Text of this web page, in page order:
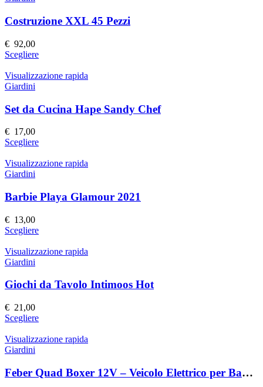
prodotto
Le
opzioni
scelte
nella
pagina
prodotto
Costruzione XXL 45 Pezzi
€ 92,00
ScegliereQuesto
ha
Le
opzioni
scelte
nella
pagina
prodotto
Visualizzazione rapida
Giardini
Set da Cucina Hape Sandy Chef
€ 17,00
ScegliereQuesto
ha
Le
opzioni
scelte
nella
pagina
prodotto
Visualizzazione rapida
Giardini
Barbie Playa Glamour 2021
€ 13,00
ScegliereQuesto
ha
Le
scelte
nella
pagina
prodotto
Visualizzazione rapida
Giardini
Giochi da Tavolo Intimoos Hot
€ 21,00
ScegliereQuesto
ha
Le
opzioni
Visualizzazione rapida
Giardini
Feber Quad Boxer 12V – Veicolo Elettrico per Bambini